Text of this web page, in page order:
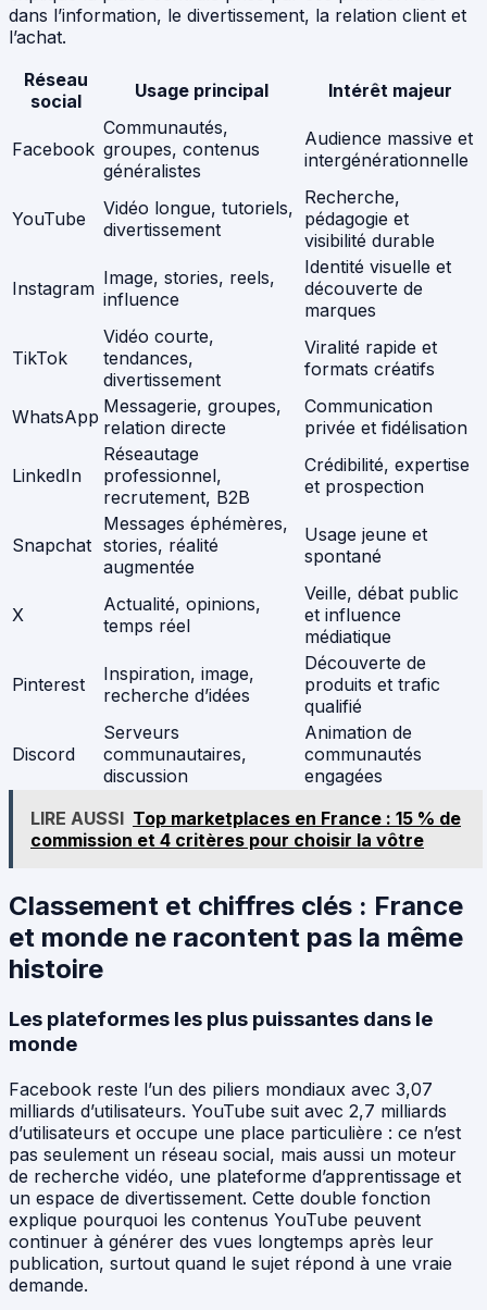
dans l’information, le divertissement, la relation client et
l’achat.
Réseau
social
Usage principal Intérêt majeur
Facebook
Communautés,
groupes, contenus
généralistes
Audience massive et
intergénérationnelle
YouTube
Vidéo longue, tutoriels,
divertissement
Recherche,
pédagogie et
visibilité durable
Instagram Image, stories, reels,
influence
Identité visuelle et
découverte de
marques
TikTok
Vidéo courte,
tendances,
divertissement
Viralité rapide et
formats créatifs
WhatsApp Messagerie, groupes,
relation directe
Communication
privée et fidélisation
LinkedIn
Réseautage
professionnel,
recrutement, B2B
Crédibilité, expertise
et prospection
Snapchat
Messages éphémères,
stories, réalité
augmentée
Usage jeune et
spontané
X
Actualité, opinions,
temps réel
Veille, débat public
et influence
médiatique
Pinterest
Inspiration, image,
recherche d’idées
Découverte de
produits et trafic
qualifié
Discord
Serveurs
communautaires,
discussion
Animation de
communautés
engagées
LIRE AUSSI Top marketplaces en France : 15 % de
commission et 4 critères pour choisir la vôtre
Classement et chiffres clés : France
et monde ne racontent pas la même
histoire
Les plateformes les plus puissantes dans le
monde
Facebook reste l’un des piliers mondiaux avec 3,07
milliards d’utilisateurs. YouTube suit avec 2,7 milliards
d’utilisateurs et occupe une place particulière : ce n’est
pas seulement un réseau social, mais aussi un moteur
de recherche vidéo, une plateforme d’apprentissage et
un espace de divertissement. Cette double fonction
explique pourquoi les contenus YouTube peuvent
continuer à générer des vues longtemps après leur
publication, surtout quand le sujet répond à une vraie
demande.